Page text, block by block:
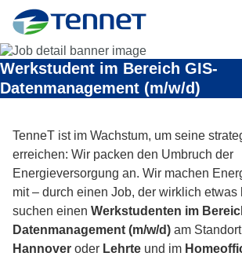
TenneT
Werkstudent im Bereich GIS-
Datenmanagement (m/w/d)
TenneT ist im Wachstum, um seine
erreichen: Wir packen den Umbruch der
Energieversorgung an. Wir machen
mit – durch einen Job, der wirklich etwas
suchen einen Werkstudenten im
Datenmanagement (m/w/d) am Standort
Hannover oder Lehrte und im